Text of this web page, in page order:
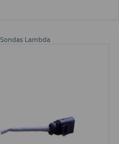
Sondas Lambda